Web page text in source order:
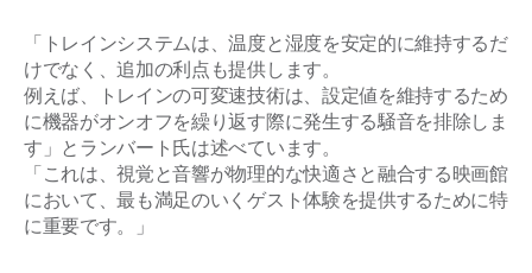
「トレインシステムは、温度と湿度を安定的に維持するだ
けでなく、追加の利点も提供します。
例えば、トレインの可変速技術は、設定値を維持するため
に機器がオンオフを繰り返す際に発生する騒音を排除しま
す」とランバート氏は述べています。
「これは、視覚と音響が物理的な快適さと融合する映画館
において、最も満足のいくゲスト体験を提供するために特
に重要です。」